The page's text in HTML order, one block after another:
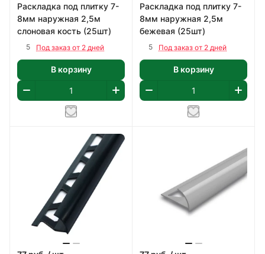
Раскладка под плитку 7-
8мм наружная 2,5м
слоновая кость (25шт)
5 Под заказ от 2 дней
В корзину
Раскладка под плитку 7-
8мм наружная 2,5м
бежевая (25шт)
5 Под заказ от 2 дней
В корзину